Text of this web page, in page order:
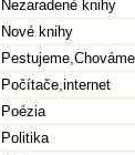
Nezaradené knihy
Nové knihy
Pestujeme,Chováme
Počítače,internet
Poézia
Politika